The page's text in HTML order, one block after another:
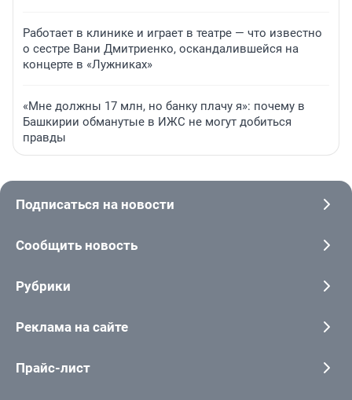
Работает в клинике и играет в театре — что известно
о сестре Вани Дмитриенко, оскандалившейся на
концерте в «Лужниках»
«Мне должны 17 млн, но банку плачу я»: почему в
Башкирии обманутые в ИЖС не могут добиться
правды
Подписаться на новости
Сообщить новость
Рубрики
Реклама на сайте
Прайс-лист